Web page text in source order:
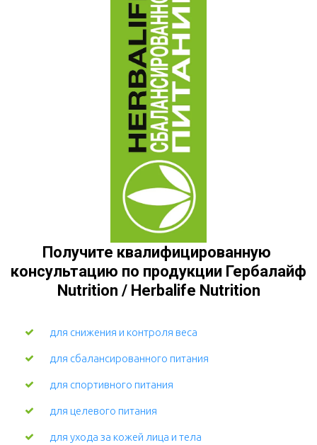
Получите квалифицированную
консультацию по продукции Гербалайф
Nutrition / Herbalife Nutrition
для снижения и контроля веса
для сбалансированного питания
для спортивного питания
для целевого питания
для ухода за кожей лица и тела